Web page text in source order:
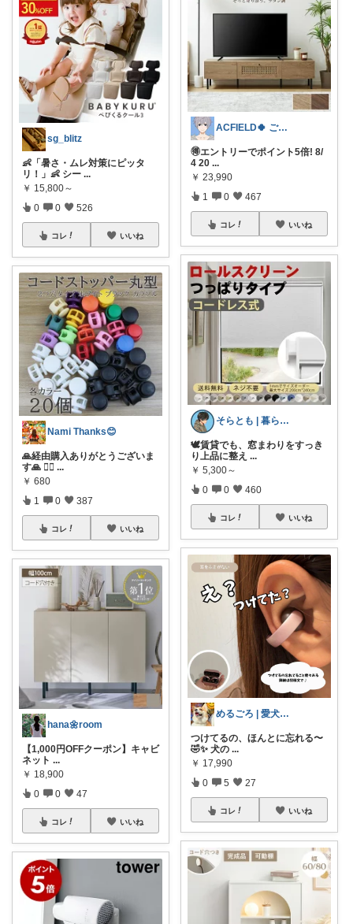
sg_blitz
👶「暑さ・ムレ対策にピッタ
リ！」👶 シー ...
￥ 15,800～
0 0 526
コレ いいね
Nami Thanks😊
🙏経由購入ありがとうございま
す🙏 💁‍♀️ ...
￥ 680
1 0 387
コレ いいね
hana🌼room
【1,000円OFFクーポン】キャビ
ネット ...
￥ 18,900
0 0 47
コレ いいね
ACFIELD🍀 ご購入感謝です
🉐エントリーでポイント5倍! 8/
4 20 ...
￥ 23,990
1 0 467
コレ いいね
そらとも | 暮らしItem🕊️朝コレ
🕊️賃貸でも、窓まわりをすっき
り上品に整え ...
￥ 5,300～
0 0 460
コレ いいね
めるごろ | 愛犬と見つける幸せセレクト
つけてるの、ほんとに忘れる〜
🤣✨️ 犬の ...
￥ 17,990
0 5 27
コレ いいね